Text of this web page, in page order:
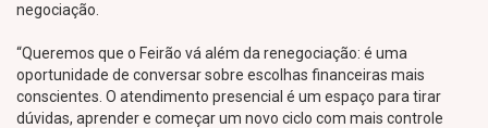
negociação.
“Queremos que o Feirão vá além da renegociação: é uma
oportunidade de conversar sobre escolhas financeiras mais
conscientes. O atendimento presencial é um espaço para tirar
dúvidas, aprender e começar um novo ciclo com mais controle